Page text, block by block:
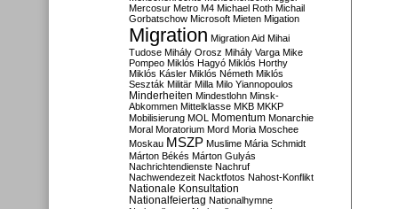
Mercosur Metro M4 Michael Roth Michail
Gorbatschow Microsoft Mieten Migation
Migration Migration Aid Mihai
Tudose Mihály Orosz Mihály Varga Mike
Pompeo Miklós Hagyó Miklós Horthy
Miklós Kásler Miklós Németh Miklós
Seszták Militär Milla Milo Yiannopoulos
Minderheiten Mindestlohn Minsk-
Abkommen Mittelklasse MKB MKKP
Mobilisierung MOL Momentum Monarchie
Moral Moratorium Mord Moria Moschee
Moskau MSZP Muslime Mária Schmidt
Márton Békés Márton Gulyás
Nachrichtendienste Nachruf
Nachwendezeit Nacktfotos Nahost-Konflikt
Nationale Konsultation
Nationalfeiertag Nationalhymne